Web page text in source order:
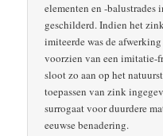
elementen en -balustrades
geschilderd. Indien het
imiteerde was de
voorzien van een imitatie-
sloot zo aan op het
toepassen van zink
surrogaat voor duurdere
eeuwse benadering.